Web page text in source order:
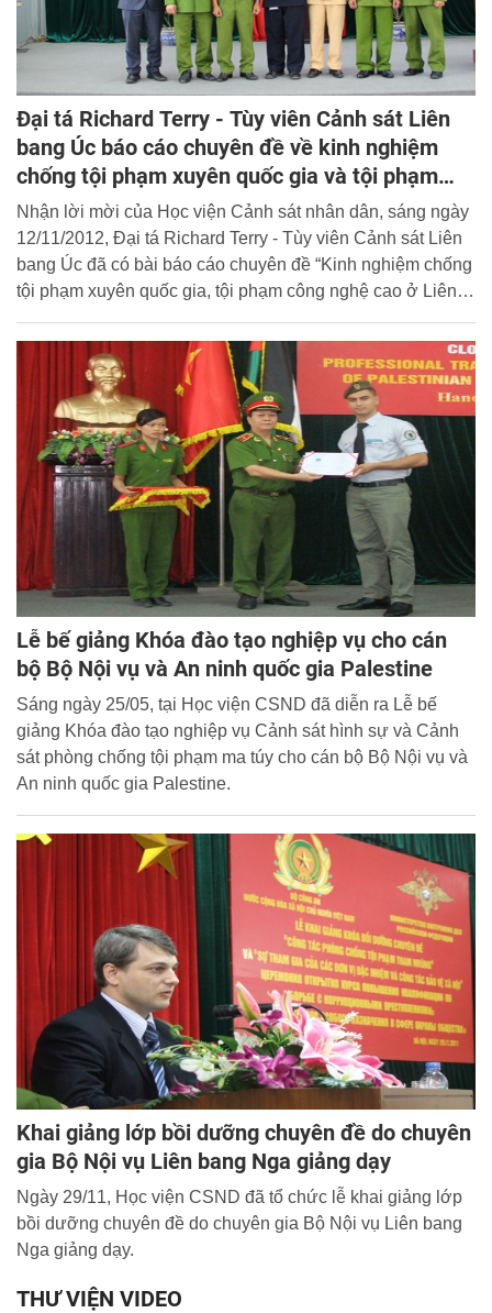
Đại tá Richard Terry - Tùy viên Cảnh sát Liên
bang Úc báo cáo chuyên đề về kinh nghiệm
chống tội phạm xuyên quốc gia và tội phạm
công nghệ cao
Nhận lời mời của Học viện Cảnh sát nhân dân, sáng ngày
12/11/2012, Đại tá Richard Terry - Tùy viên Cảnh sát Liên
bang Úc đã có bài báo cáo chuyên đề “Kinh nghiệm chống
tội phạm xuyên quốc gia, tội phạm công nghệ cao ở Liên
Giám đốc, Phó Cục trưởng và tương đương khối Cảnh sát
đang học tập tại Học viện.
Lễ bế giảng Khóa đào tạo nghiệp vụ cho cán
bộ Bộ Nội vụ và An ninh quốc gia Palestine
Sáng ngày 25/05, tại Học viện CSND đã diễn ra Lễ bế
giảng Khóa đào tạo nghiệp vụ Cảnh sát hình sự và Cảnh
sát phòng chống tội phạm ma túy cho cán bộ Bộ Nội vụ và
An ninh quốc gia Palestine.
Khai giảng lớp bồi dưỡng chuyên đề do chuyên
gia Bộ Nội vụ Liên bang Nga giảng dạy
Ngày 29/11, Học viện CSND đã tổ chức lễ khai giảng lớp
bồi dưỡng chuyên đề do chuyên gia Bộ Nội vụ Liên bang
Nga giảng dạy.
THƯ VIỆN VIDEO